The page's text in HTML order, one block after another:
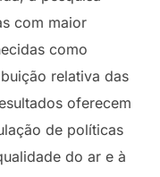
com maior
como
relativa das
oferecem
de políticas
do ar e à